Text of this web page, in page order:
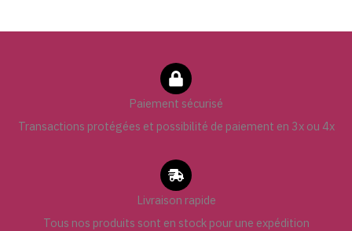
Paiement sécurisé
Transactions protégées et possibilité de paiement en 3x ou 4x
Livraison rapide
Tous nos produits sont en stock pour une expédition